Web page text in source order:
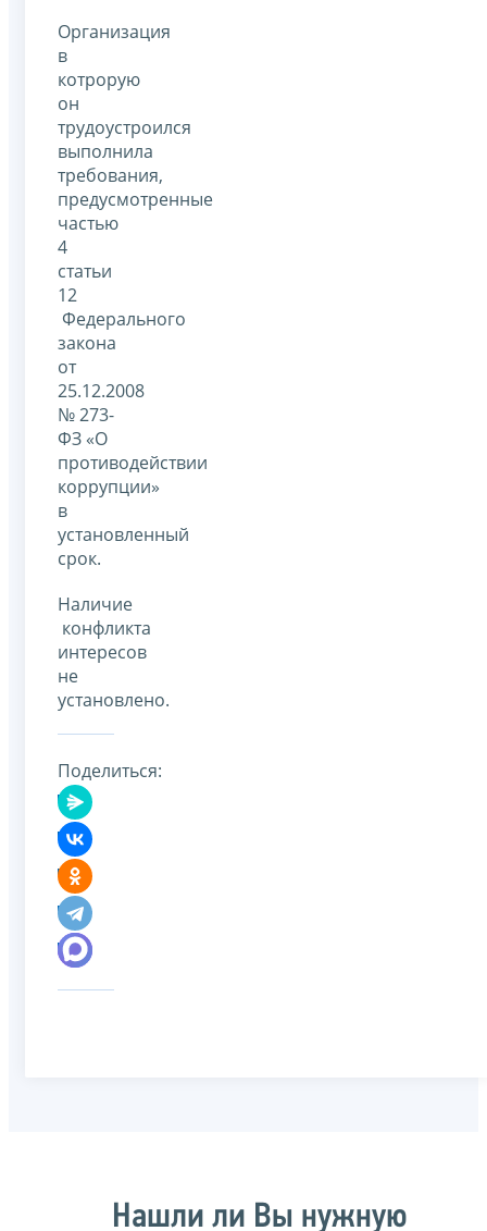
Организация
в
котрорую
он
трудоустроился
выполнила
требования,
предусмотренные
частью
4
статьи
12
Федерального
закона
от
25.12.2008
№ 273-
ФЗ «О
противодействии
коррупции»
в
установленный
срок.
Наличие
конфликта
интересов
не
установлено.
Поделиться:
Нашли ли Вы нужную